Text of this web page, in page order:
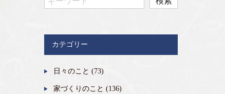
カテゴリー
日々のこと (73)
家づくりのこと (136)